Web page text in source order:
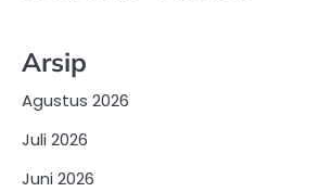
Arsip
Agustus 2026
Juli 2026
Juni 2026